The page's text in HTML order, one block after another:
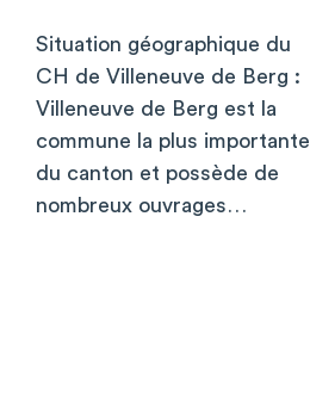
Situation géographique du
CH de Villeneuve de Berg :
Villeneuve de Berg est la
commune la plus importante
du canton et possède de
nombreux ouvrages…